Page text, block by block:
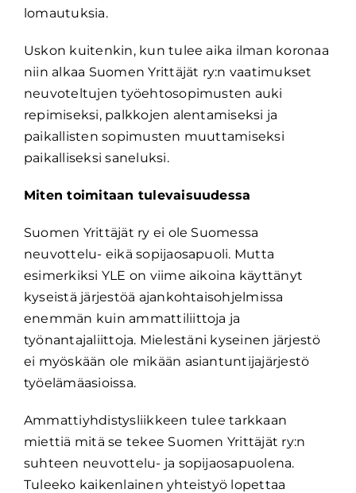
lomautuksia.
Uskon kuitenkin, kun tulee aika ilman koronaa
niin alkaa Suomen Yrittäjät ry:n vaatimukset
neuvoteltujen työehtosopimusten auki
repimiseksi, palkkojen alentamiseksi ja
paikallisten sopimusten muuttamiseksi
paikalliseksi saneluksi.
Miten toimitaan tulevaisuudessa
Suomen Yrittäjät ry ei ole Suomessa
neuvottelu- eikä sopijaosapuoli. Mutta
esimerkiksi YLE on viime aikoina käyttänyt
kyseistä järjestöä ajankohtaisohjelmissa
enemmän kuin ammattiliittoja ja
työnantajaliittoja. Mielestäni kyseinen järjestö
ei myöskään ole mikään asiantuntijajärjestö
työelämäasioissa.
Ammattiyhdistysliikkeen tulee tarkkaan
miettiä mitä se tekee Suomen Yrittäjät ry:n
suhteen neuvottelu- ja sopijaosapuolena.
Tuleeko kaikenlainen yhteistyö lopettaa